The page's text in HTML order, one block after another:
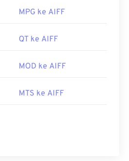
MPG ke AIFF
QT ke AIFF
MOD ke AIFF
MTS ke AIFF